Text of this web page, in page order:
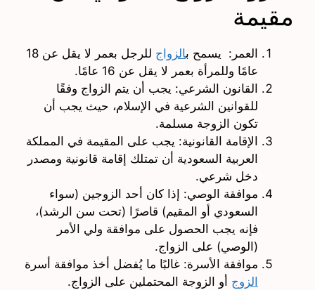
مقيمة
العمر: يسمح بالزواج
للرجل بعمر لا يقل عن 18
عامًا وللمرأة بعمر لا يقل عن 16 عامًا.
القانون الشرعي: يجب أن يتم الزواج وفقًا
للقوانين الشرعية في الإسلام، حيث يجب أن
تكون الزوجة مسلمة.
الإقامة القانونية: يجب على المقيمة في المملكة
العربية السعودية أن تمتلك إقامة قانونية ومصدر
دخل شرعي.
موافقة الوصي: إذا كان أحد الزوجين (سواء
السعودي أو المقيم) قاصرًا (تحت سن الرشد)،
فإنه يجب الحصول على موافقة ولي الأمر
(الوصي) على الزواج.
موافقة الأسرة: غالبًا ما يُفضل أخذ موافقة أسرة
الزوج أو الزوجة المحتملين على الزواج.